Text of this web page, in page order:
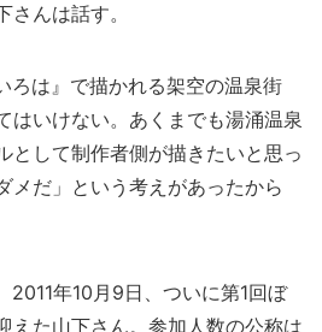
んは話す。
ろは』で描かれる架空の温泉街
はいけない。あくまでも湯涌温泉
として制作者側が描きたいと思っ
メだ」という考えがあったから
年10月9日、ついに第1回ぼ
えた山下さん。参加人数の公称は